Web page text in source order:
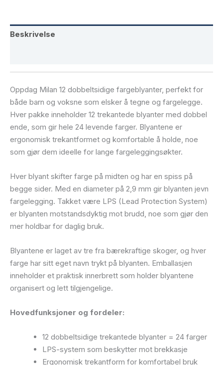
antall
Beskrivelse
Oppdag Milan 12 dobbeltsidige fargeblyanter, perfekt for
både barn og voksne som elsker å tegne og fargelegge.
Hver pakke inneholder 12 trekantede blyanter med dobbel
ende, som gir hele 24 levende farger. Blyantene er
ergonomisk trekantformet og komfortable å holde, noe
som gjør dem ideelle for lange fargeleggingsøkter.
Hver blyant skifter farge på midten og har en spiss på
begge sider. Med en diameter på 2,9 mm gir blyanten jevn
fargelegging. Takket være LPS (Lead Protection System)
er blyanten motstandsdyktig mot brudd, noe som gjør den
mer holdbar for daglig bruk.
Blyantene er laget av tre fra bærekraftige skoger, og hver
farge har sitt eget navn trykt på blyanten. Emballasjen
inneholder et praktisk innerbrett som holder blyantene
organisert og lett tilgjengelige.
Hovedfunksjoner og fordeler:
12 dobbeltsidige trekantede blyanter = 24 farger
LPS-system som beskytter mot brekkasje
Ergonomisk trekantform for komfortabel bruk